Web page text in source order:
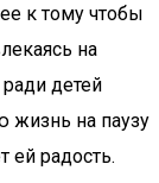
к тому чтобы
на
детей
жизнь на паузу
ей радость.